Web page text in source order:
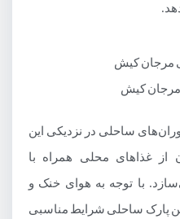
کیش
ساحلی در نزدیکی این
غذاهای محلی همراه با
با توجه به هوای خنک و
پارک ساحلی شرایط مناسبی